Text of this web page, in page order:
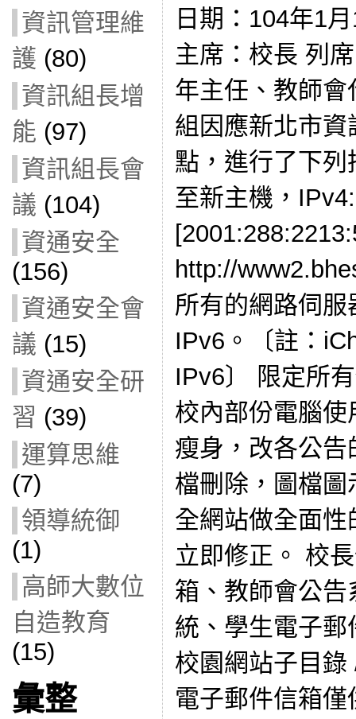
資訊管理維
護 (80)
資訊組長增
能 (97)
資訊組長會
議 (104)
資通安全
(156)
資通安全會
議 (15)
資通安全研
習 (39)
運算思維
(7)
領導統御
(1)
高師大數位
自造教育
(15)
彙整
日期：104年1
主席：校長 列
年主任、教師
組因應新北市
點，進行了下
至新主機，
http://
所有的網路伺
IPv6。〔註：
IPv6〕 限定所
校內部份電腦
瘦身，改各公
檔刪除，圖檔
全網站做全面
立即修正。 校
箱、教師會公
統、學生電子
校園網站子目
電子郵件信箱